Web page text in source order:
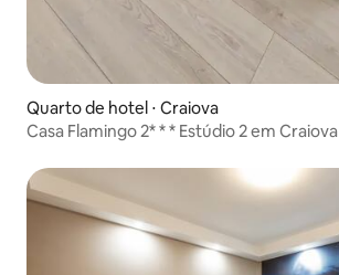
Quarto de hotel ⋅ Craiova
Casa Flamingo 2* * * Estúdio 2 em Craiova